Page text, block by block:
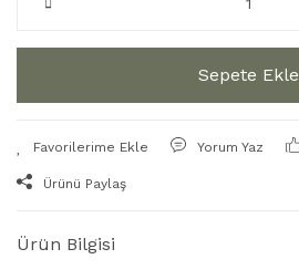
Sepete Ekle
Yorum Yaz
Ürünü Paylaş
Ürün Bilgisi